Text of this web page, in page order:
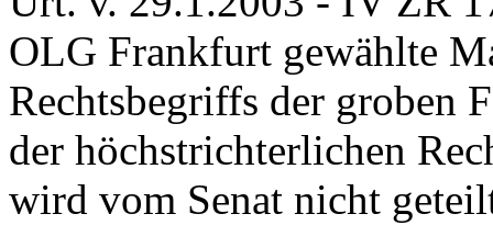
OLG Frankfurt gewählte
Rechtsbegriffs der groben
der höchstrichterlichen
wird vom Senat nicht